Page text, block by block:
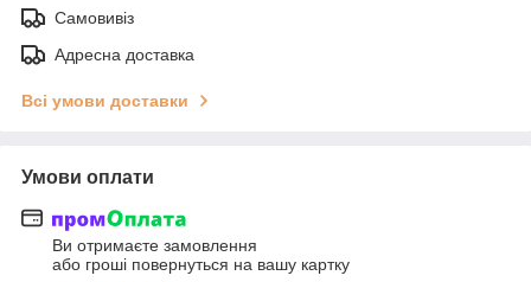
Самовивіз
Адресна доставка
Всі умови доставки
Умови оплати
Ви отримаєте замовлення
або гроші повернуться на вашу картку